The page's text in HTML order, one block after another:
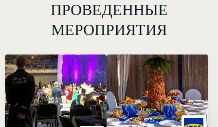
ПРОВЕДЕННЫЕ
МЕРОПРИЯТИЯ